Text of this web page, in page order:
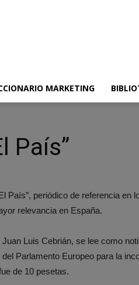
MARKETING
País”
periódico de referencia en
relevancia en España.
Luis Cebrián, se lee como
Parlamento Europeo para la
de 10 pesetas.